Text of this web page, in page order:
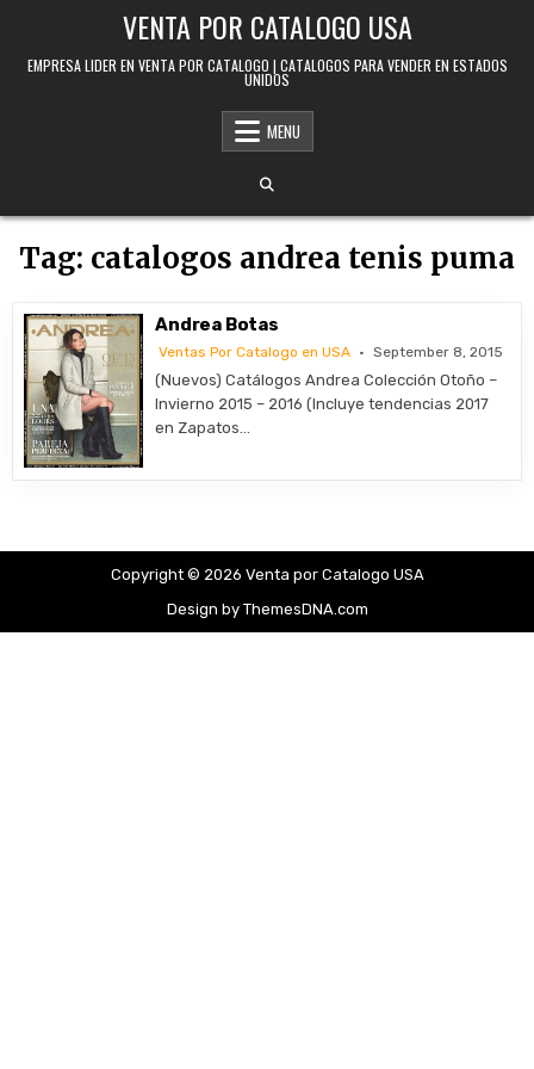
VENTA POR CATALOGO USA
EMPRESA LIDER EN VENTA POR CATALOGO | CATALOGOS PARA VENDER EN ESTADOS
UNIDOS
MENU
Tag: catalogos andrea tenis puma
Andrea Botas
Ventas Por Catalogo en USA September 8, 2015
(Nuevos) Catálogos Andrea Colección Otoño –
Invierno 2015 – 2016 (Incluye tendencias 2017
en Zapatos…
Copyright © 2026 Venta por Catalogo USA
Design by ThemesDNA.com